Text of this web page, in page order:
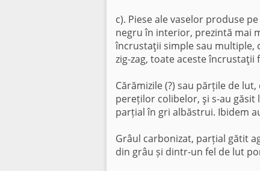
c). Piese ale vaselor produse
negru în interior, prezintă mai
încrustaţii simple sau multiple,
zig-zag, toate aceste
Cărămizile (?) sau părțile de
pereților colibelor, şi s-au găsit
parțial în gri albăstrui. Ibidem
Grâul carbonizat, parțial gătit
din grâu și dintr-un fel de lut